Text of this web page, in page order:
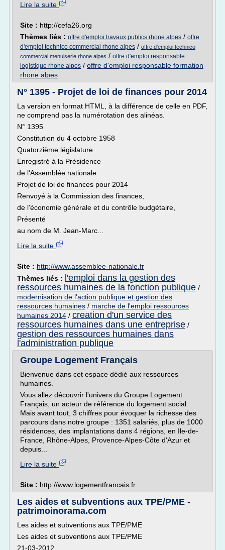
Lire la suite
Site : http://cefa26.org
Thèmes liés : offre d'emploi travaux publics rhone alpes / offre
d'emploi technico commercial rhone alpes / offre d'emploi technico
commercial menuiserie rhone alpes / offre d'emploi responsable
logistique rhone alpes / offre d'emploi responsable formation
rhone alpes
N° 1395 - Projet de loi de finances pour 2014
La version en format HTML, à la différence de celle en PDF,
ne comprend pas la numérotation des alinéas.
N° 1395
Constitution du 4 octobre 1958
Quatorzième législature
Enregistré à la Présidence
de l'Assemblée nationale
Projet de loi de finances pour 2014
Renvoyé à la Commission des finances,
de l'économie générale et du contrôle budgétaire,
Présenté
au nom de M. Jean-Marc...
Lire la suite
Site : http://www.assemblee-nationale.fr
Thèmes liés :
l'emploi dans la gestion des
ressources humaines de la fonction publique /
modernisation de l'action publique et gestion des
ressources humaines / marche de l'emploi ressources
humaines 2014 / creation d'un service des
ressources humaines dans une entreprise /
gestion des ressources humaines dans
l'administration publique
Groupe Logement Français
Bienvenue dans cet espace dédié aux ressources
humaines.
Vous allez découvrir l'univers du Groupe Logement
Français, un acteur de référence du logement social.
Mais avant tout, 3 chiffres pour évoquer la richesse des
parcours dans notre groupe : 1351 salariés, plus de 1000
résidences, des implantations dans 4 régions, en Ile-de-
France, Rhône-Alpes, Provence-Alpes-Côte d'Azur et
depuis...
Lire la suite
Site : http://www.logementfrancais.fr
Les aides et subventions aux TPE/PME -
patrimoinorama.com
Les aides et subventions aux TPE/PME
Les aides et subventions aux TPE/PME
21-03-2012